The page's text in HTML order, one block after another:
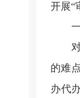
开展“
的难
办代